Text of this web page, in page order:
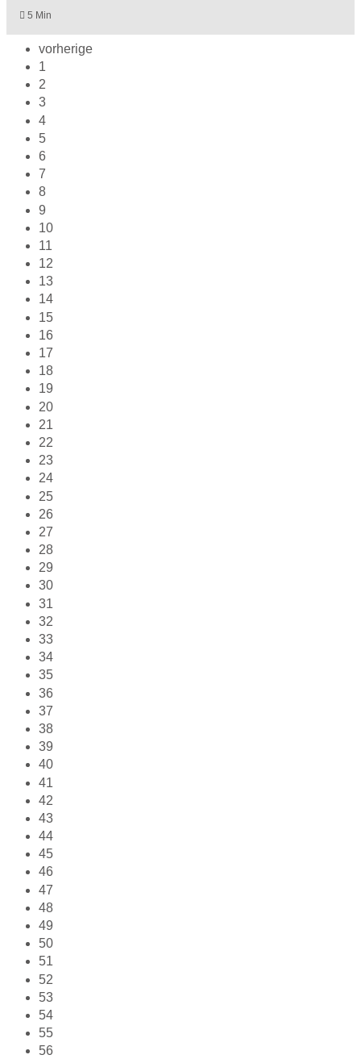
5 Min
vorherige
1
2
3
4
5
6
7
8
9
10
11
12
13
14
15
16
17
18
19
20
21
22
23
24
25
26
27
28
29
30
31
32
33
34
35
36
37
38
39
40
41
42
43
44
45
46
47
48
49
50
51
52
53
54
55
56